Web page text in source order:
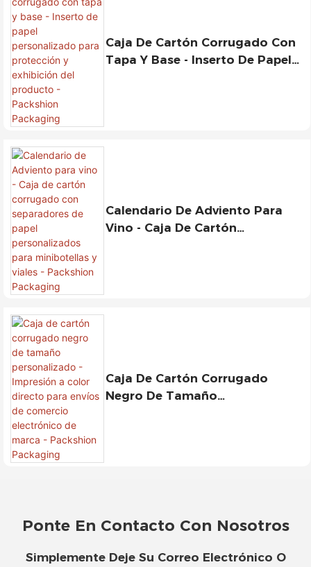
Caja De Cartón Corrugado Con
Tapa Y Base - Inserto De Papel
Calendario De Adviento Para
Vino - Caja De Cartón
Caja De Cartón Corrugado
Negro De Tamaño
Ponte En Contacto Con Nosotros
Simplemente Deje Su Correo Electrónico O